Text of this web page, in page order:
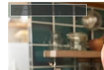
フリーランス栄養士になるには